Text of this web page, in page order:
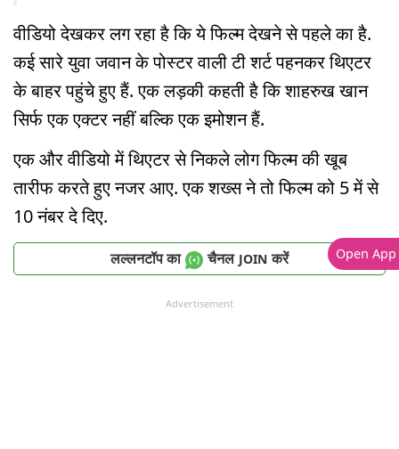
वीडियो देखकर लग रहा है कि ये फिल्म देखने से पहले का है.
कई सारे युवा जवान के पोस्टर वाली टी शर्ट पहनकर थिएटर
के बाहर पहुंचे हुए हैं. एक लड़की कहती है कि शाहरुख खान
सिर्फ एक एक्टर नहीं बल्कि एक इमोशन हैं.
एक और वीडियो में थिएटर से निकले लोग फिल्म की खूब
तारीफ करते हुए नजर आए. एक शख्स ने तो फिल्म को 5 में से
10 नंबर दे दिए.
लल्लनटॉप का चैनल JOIN करें
Advertisement
Open App